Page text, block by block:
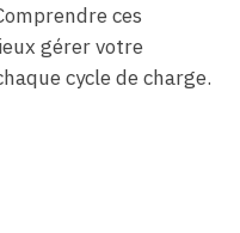
ces
gérer votre
cycle de charge.